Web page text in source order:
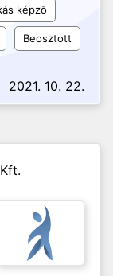
képző
Beosztott
2021. 10. 22.